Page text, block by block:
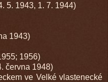
5. 1943, 1. 7. 1944)
1943)
1956)
června 1948)
ve Velké vlastenecké